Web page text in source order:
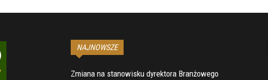
NAJNOWSZE
Zmiana na stanowisku dyrektora Branżowego